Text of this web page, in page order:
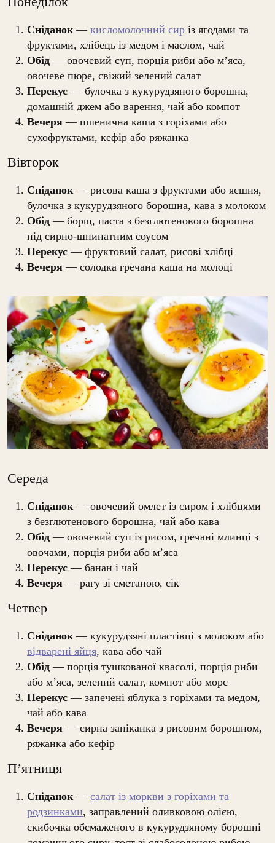
Сніданок — кисломолочний сир із ягодами та
фруктами, хлібець із медом і маслом, чай
Обід — овочевий суп, порція риби або м’яса,
овочеве пюре, свіжий зелений салат
Перекус — булочка з кукурудзяного борошна,
домашній джем або варення, чай або компот
Вечеря — пшенична каша з горіхами або
сухофруктами, кефір або ряжанка
Вівторок
Сніданок — рисова каша з фруктами або яєшня,
булочка з кукурудзяного борошна, кава з молоком
Обід — борщ, паста з безглютенового борошна
під сирно-шпинатним соусом
Перекус — фруктовий салат, рисові хлібці
Вечеря — солодка гречана каша на молоці
Середа
Сніданок — овочевий омлет із сиром і хлібцями
з безглютенового борошна, чай або кава
Обід — овочевий суп із рисом, гречані млинці з
овочами, порція риби або м’яса
Перекус — банан і чай
Вечеря — рагу зі сметаною, сік
Четвер
Сніданок — кукурудзяні пластівці з молоком або
відварені яйця, кава або чай
Обід — порція тушкованої квасолі, порція риби
або м’яса, зелений салат, компот або морс
Перекус — запечені яблука з горіхами та медом,
чай або кава
Вечеря — сирна запіканка з рисовим борошном,
ряжанка або кефір
П’ятниця
Сніданок — салат із моркви з горіхами та
родзинками, заправлений оливковою олією,
скибочка обсмаженого в кукурудзяному борошні